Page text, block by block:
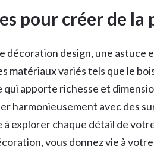
pour créer de la
décoration design, une astuce
matériaux variés tels que le
apporte richesse et
harmonieusement avec des
à explorer chaque détail de
vous donnez vie à